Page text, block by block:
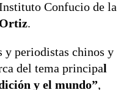
Confucio de la
.
y periodistas chinos y
del tema principal
y el mundo”,